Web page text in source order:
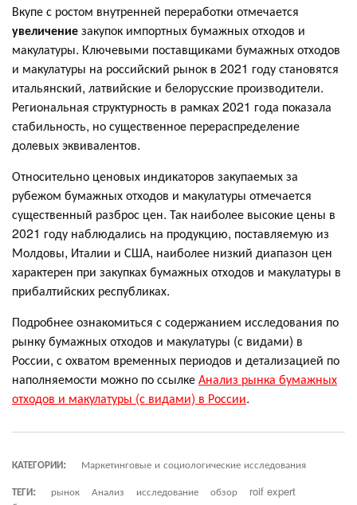
Вкупе с ростом внутренней переработки отмечается
увеличениезакупок импортных бумажных отходов и
макулатуры. Ключевыми поставщиками бумажных отходов
и макулатуры на российский рынок в 2021 году становятся
итальянский, латвийские и белорусские производители.
Региональная структурность в рамках 2021 года показала
стабильность, но существенное перераспределение
долевых эквивалентов.
Относительно ценовых индикаторов закупаемых за
рубежом бумажных отходов и макулатуры отмечается
существенный разброс цен. Так наиболее высокие цены в
2021 году наблюдались на продукцию, поставляемую из
Молдовы, Италии и США, наиболее низкий диапазон цен
характерен при закупках бумажных отходов и макулатуры в
прибалтийских республиках.
Подробнее ознакомиться с содержанием исследования по
рынку бумажных отходов и макулатуры (с видами) в
России, с охватом временных периодов и детализацией по
наполняемости можно по ссылкеАнализ рынка бумажных
отходов и макулатуры (с видами) в России.
КАТЕГОРИИ:
Маркетинговые и социологические исследования
ТЕГИ:
рынок Анализ исследование обзор
roif expert